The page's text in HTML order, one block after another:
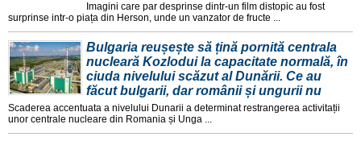
Imagini care par desprinse dintr-un film distopic au fost
surprinse intr-o piața din Herson, unde un vanzator de fructe ...
Bulgaria reușește să țină pornită centrala
nucleară Kozlodui la capacitate normală, în
ciuda nivelului scăzut al Dunării. Ce au
făcut bulgarii, dar românii și ungurii nu
Scaderea accentuata a nivelului Dunarii a determinat restrangerea activitații
unor centrale nucleare din Romania și Unga ...